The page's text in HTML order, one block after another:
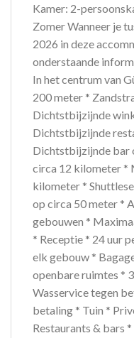
Kamer: 2-
Zomer Wanneer je
2026 in deze
onderstaande
In het centrum van
200 meter *
Dichtstbijzijnde
Dichtstbijzijnde
Dichtstbijzijnde bar
circa 12 kilometer *
kilometer *
op circa 50 meter *
gebouwen *
* Receptie * 24 uur
elk gebouw *
openbare ruimtes *
Wasservice tegen
betaling * Tuin *
Restaurants & bars